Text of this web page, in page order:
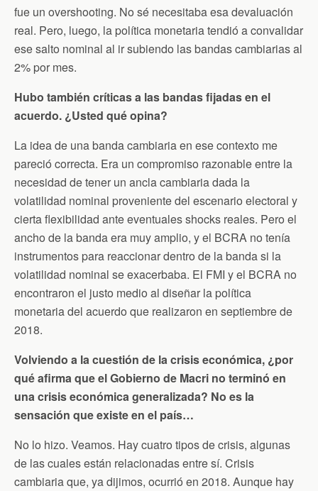
fue un overshooting. No sé necesitaba esa devaluación
real. Pero, luego, la política monetaria tendió a convalidar
ese salto nominal al ir subiendo las bandas cambiarias al
2% por mes.
Hubo también críticas a las bandas fijadas en el
acuerdo. ¿Usted qué opina?
La idea de una banda cambiaria en ese contexto me
pareció correcta. Era un compromiso razonable entre la
necesidad de tener un ancla cambiaria dada la
volatilidad nominal proveniente del escenario electoral y
cierta flexibilidad ante eventuales shocks reales. Pero el
ancho de la banda era muy amplio, y el BCRA no tenía
instrumentos para reaccionar dentro de la banda si la
volatilidad nominal se exacerbaba. El FMI y el BCRA no
encontraron el justo medio al diseñar la política
monetaria del acuerdo que realizaron en septiembre de
2018.
Volviendo a la cuestión de la crisis económica, ¿por
qué afirma que el Gobierno de Macri no terminó en
una crisis económica generalizada? No es la
sensación que existe en el país…
No lo hizo. Veamos. Hay cuatro tipos de crisis, algunas
de las cuales están relacionadas entre sí. Crisis
cambiaria que, ya dijimos, ocurrió en 2018. Aunque hay